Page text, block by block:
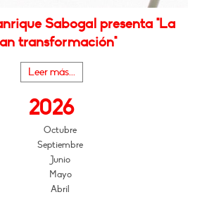
Sabogal presenta "La
transformación"
Leer más...
2026
Octubre
Septiembre
Junio
Mayo
Abril